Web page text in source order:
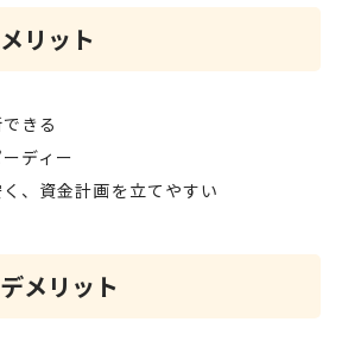
リット
きる
ディー
、資金計画を立てやすい
メリット